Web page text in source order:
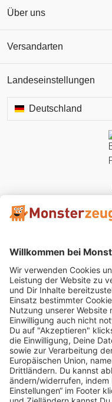
Über uns
Versandarten
Landeseinstellungen
Deutschland